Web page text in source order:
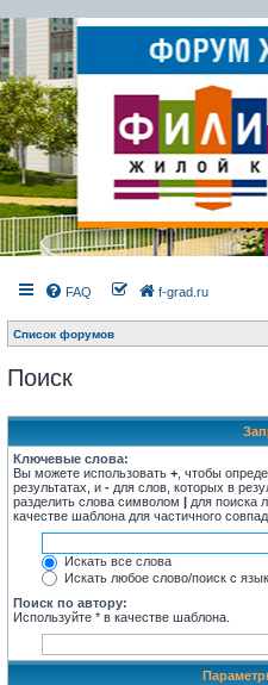
FAQ f-grad.ru
Список форумов
Поиск
Ключевые слова:
Вы можете использовать + , чтобы
результатах, и - для слов, которых в
разделить слова символом | для поиска
качестве шаблона для частичного
Искать все слова
Искать любое слово/поиск с
Поиск по автору:
Используйте * в качестве шаблона.